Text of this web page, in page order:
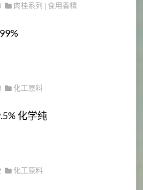
肉桂系列 食用香精
化工原料
化学纯
化工原料